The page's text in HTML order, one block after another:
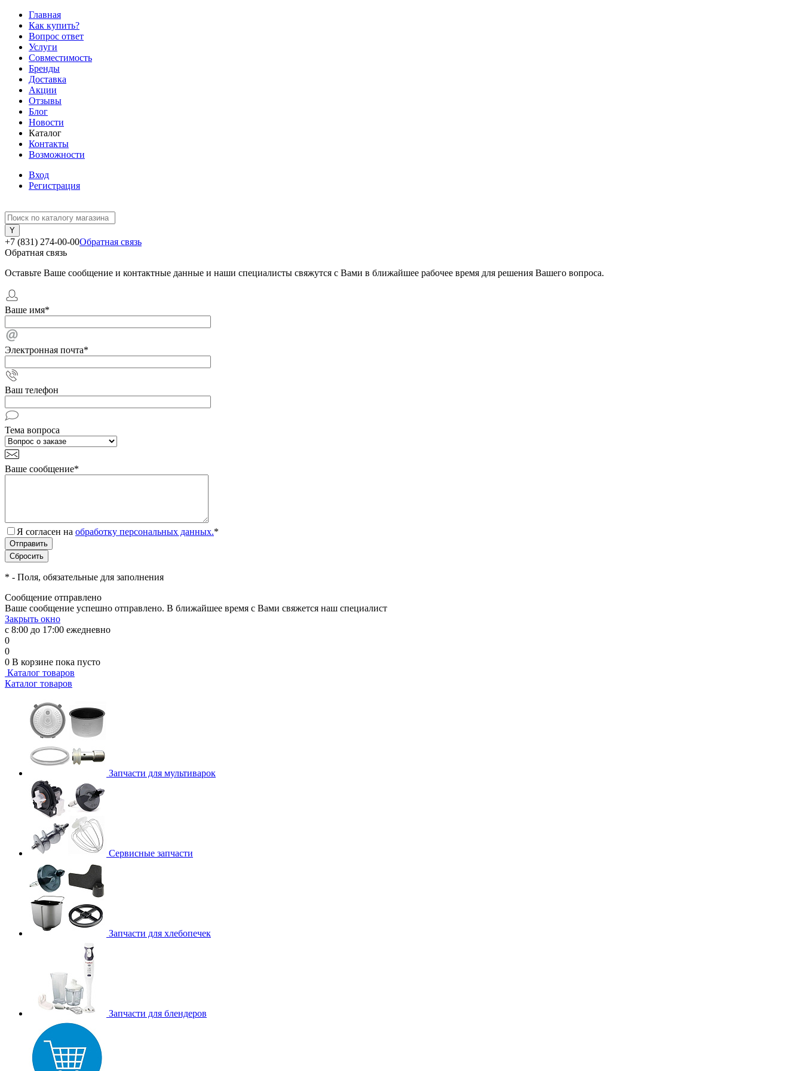
Главная
Как купить?
Вопрос ответ
Услуги
Совместимость
Бренды
Доставка
Акции
Отзывы
Блог
Новости
Каталог
Контакты
Возможности
Вход
Регистрация
+7 (831) 274-00-00Обратная связь
Обратная связь
Оставьте Ваше сообщение и контактные данные и наши специалисты свяжутся с Вами в ближайшее рабочее время для решения Вашего вопроса.
Ваше имя*
Электронная почта*
Ваш телефон
Тема вопроса
Ваше сообщение*
Я согласен на обработку персональных данных.*
* - Поля, обязательные для заполнения
Сообщение отправлено
Ваше сообщение успешно отправлено. В ближайшее время с Вами свяжется наш специалист
Закрыть окно
с 8:00 до 17:00 ежедневно
0
0
0 В корзине пока пусто
Каталог товаров
Каталог товаров
Запчасти для мультиварок
Сервисные запчасти
Запчасти для хлебопечек
Запчасти для блендеров